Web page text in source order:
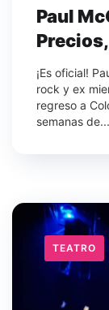
Paul
¡Es oficial!
rock y ex
regreso a
semanas de...
TEATRO